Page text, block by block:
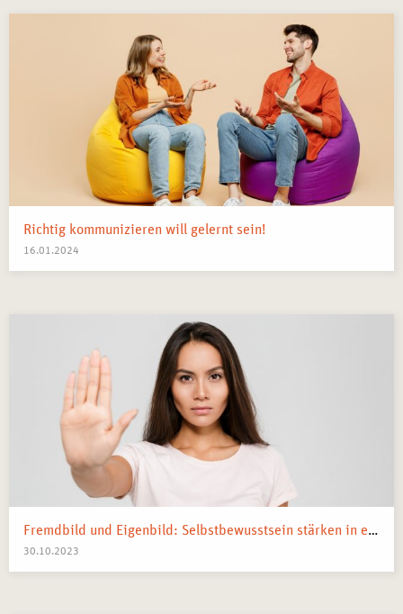
Richtig kommunizieren will gelernt sein!
16.01.2024
Fremdbild und Eigenbild: Selbstbewusstsein stärken in einer Welt voll mit Vergleichen
30.10.2023